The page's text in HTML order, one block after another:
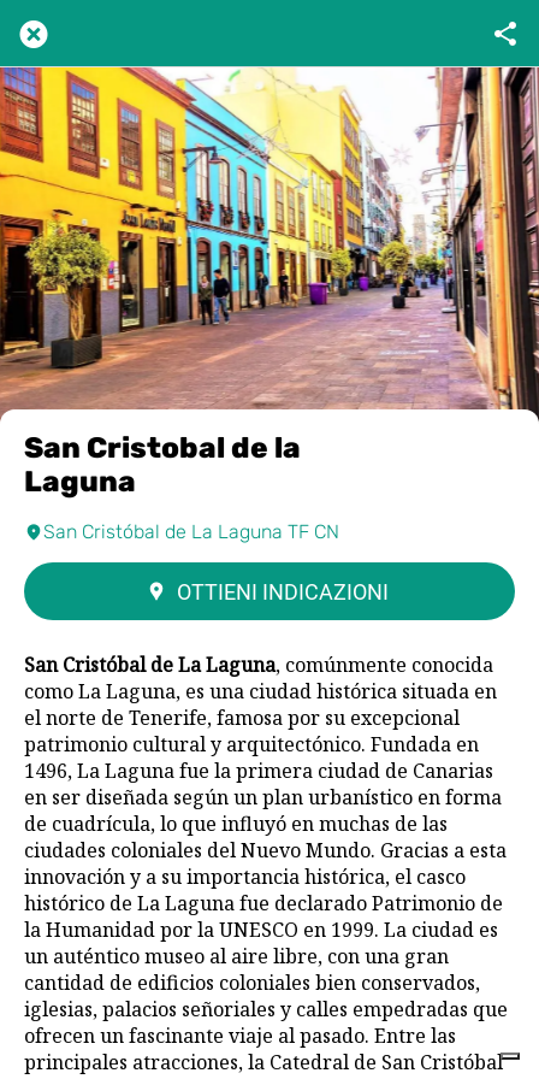
San Cristobal de la
Laguna
San Cristóbal de La Laguna TF CN
OTTIENI INDICAZIONI
San Cristóbal de La Laguna, comúnmente conocida
como La Laguna, es una ciudad histórica situada en
el norte de Tenerife, famosa por su excepcional
patrimonio cultural y arquitectónico. Fundada en
1496, La Laguna fue la primera ciudad de Canarias
en ser diseñada según un plan urbanístico en forma
de cuadrícula, lo que influyó en muchas de las
ciudades coloniales del Nuevo Mundo. Gracias a esta
innovación y a su importancia histórica, el casco
histórico de La Laguna fue declarado Patrimonio de
la Humanidad por la UNESCO en 1999. La ciudad es
un auténtico museo al aire libre, con una gran
cantidad de edificios coloniales bien conservados,
iglesias, palacios señoriales y calles empedradas que
ofrecen un fascinante viaje al pasado. Entre las
principales atracciones, la Catedral de San Cristóbal